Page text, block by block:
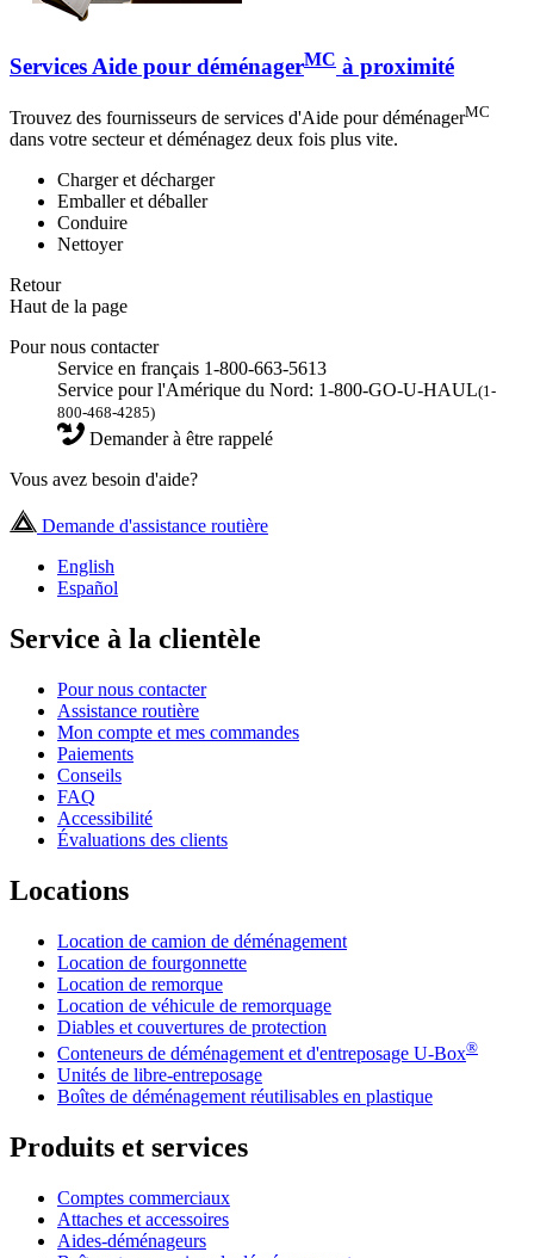
Services Aide pour déménagerMC à proximité
Trouvez des fournisseurs de services d'Aide pour déménagerMC
dans votre secteur et déménagez deux fois plus vite.
Charger et décharger
Emballer et déballer
Conduire
Nettoyer
Retour
Haut de la page
Pour nous contacter
Service en français 1-800-663-5613
Service pour l'Amérique du Nord: 1-800-GO-U-HAUL(1-
800-468-4285)
Demander à être rappelé
Vous avez besoin d'aide?
Demande d'assistance routière
English
Español
Service à la clientèle
Pour nous contacter
Assistance routière
Mon compte et mes commandes
Paiements
Conseils
FAQ
Accessibilité
Évaluations des clients
Locations
Location de camion de déménagement
Location de fourgonnette
Location de remorque
Location de véhicule de remorquage
Diables et couvertures de protection
Conteneurs de déménagement et d'entreposage U-Box®
Unités de libre-entreposage
Boîtes de déménagement réutilisables en plastique
Produits et services
Comptes commerciaux
Attaches et accessoires
Aides-déménageurs